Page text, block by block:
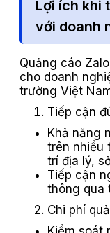
Lợi ích khi
với doanh
Quảng cáo
cho doanh
trường Việt
Tiếp cận
Khả năng
trên nhiều
trí địa lý,
Tiếp cận
thông qua
Chi phí